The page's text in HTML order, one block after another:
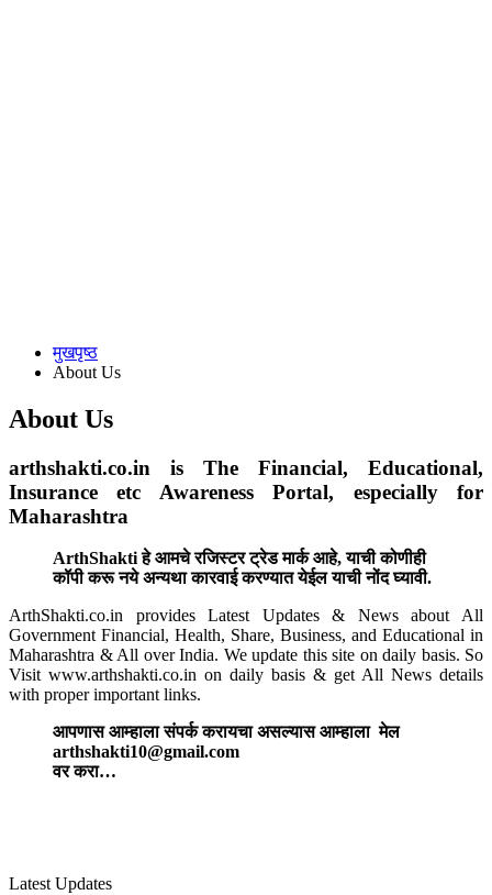
मुखपृष्ठ
About Us
About Us
arthshakti.co.in is The Financial, Educational,
Insurance etc Awareness Portal, especially for
Maharashtra
ArthShakti हे आमचे रजिस्टर ट्रेड मार्क आहे, याची कोणीही
कॉपी करू नये अन्यथा कारवाई करण्यात येईल याची नोंद घ्यावी.
ArthShakti.co.in provides Latest Updates & News about All
Government Financial, Health, Share, Business, and Educational in
Maharashtra & All over India. We update this site on daily basis. So
Visit www.arthshakti.co.in on daily basis & get All News details
with proper important links.
आपणास आम्हाला संपर्क करायचा असल्यास आम्हाला मेल
arthshakti10@gmail.com
वर करा…
Latest Updates